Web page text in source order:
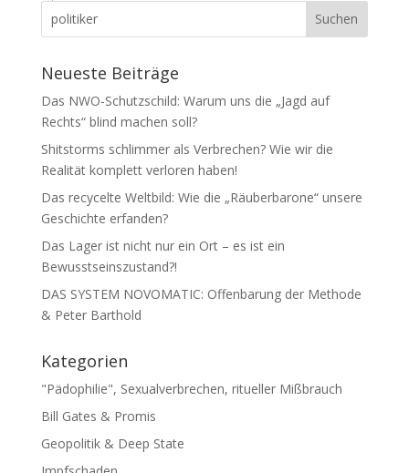
Neueste Beiträge
Das NWO-Schutzschild: Warum uns die „Jagd auf
Rechts“ blind machen soll?
Shitstorms schlimmer als Verbrechen? Wie wir die
Realität komplett verloren haben!
Das recycelte Weltbild: Wie die „Räuberbarone“ unsere
Geschichte erfanden?
Das Lager ist nicht nur ein Ort – es ist ein
Bewusstseinszustand?!
DAS SYSTEM NOVOMATIC: Offenbarung der Methode
& Peter Barthold
Kategorien
"Pädophilie", Sexualverbrechen, ritueller Mißbrauch
Bill Gates & Promis
Geopolitik & Deep State